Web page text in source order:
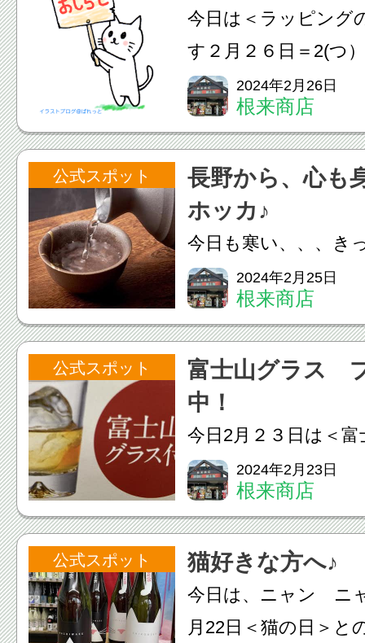
な、、、っと、店内
今日は＜ラッピング
す２月２６日＝2(つ
6（む）の語呂合わ
む」さんによって制
エコ推奨とはいえ、
ト用では綺麗に包ま
た...
2024年2月26日
根来商店
公式スポット
長野から、心も
ホッカ♪
今日も寒い、、、き
いのでしょう、、、
には、お家でゆった
でしょう！毎年、全
ト 金賞受賞常連の
す。長野県の大雪渓
2024年2月25日
根来商店
公式スポット
富士山グラス
中！
今日2月２３日は＜
ことなんだか＜富士
けで、心ときめきま
ではありますが富士
リーズのウイスキー
チーフのある素敵な
2024年2月23日
根来商店
公式スポット 猫好きな方へ♪
今日は、ニャン
月22日＜猫の日＞と